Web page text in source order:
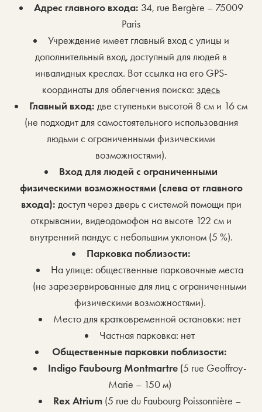
Адрес главного входа: 34, rue Bergère – 75009
Paris
Учреждение имеет главный вход с улицы и
дополнительный вход, доступный для людей в
инвалидных креслах. Вот ссылка на его GPS-
координаты для облегчения поиска: здесь
Главный вход: две ступеньки высотой 8 см и 16 см
(не подходит для самостоятельного использования
людьми с ограниченными физическими
возможностями).
Вход для людей с ограниченными
физическими возможностями (слева от главного
входа): доступ через дверь с системой помощи при
открывании, видеодомофон на высоте 122 см и
внутренний пандус с небольшим уклоном (5 %).
Парковка поблизости:
На улице: общественные парковочные места
(не зарезервированные для лиц с ограниченными
физическими возможностями).
Место для кратковременной остановки: нет
Частная парковка: нет
Общественные парковки поблизости:
Indigo Faubourg Montmartre(5 rue Geoffroy-
Marie – 150 м)
Rex Atrium (5 rue du Faubourg Poissonnière –